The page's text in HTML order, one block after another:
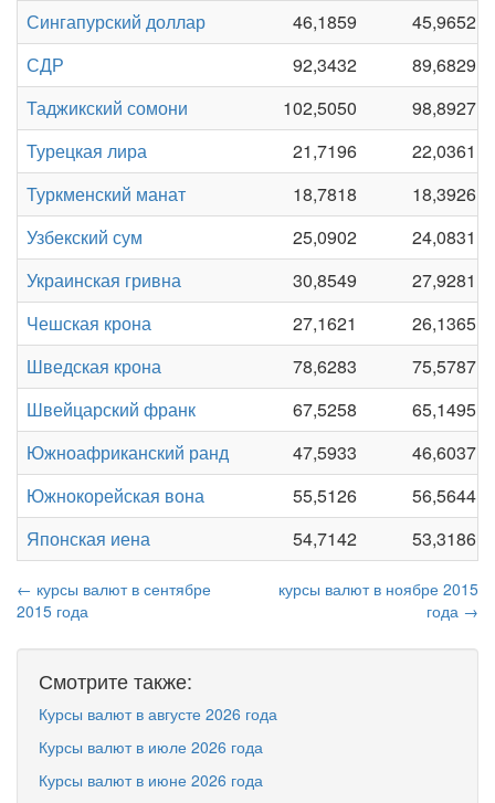
Сингапурский доллар
46,1859
45,9652
СДР
92,3432
89,6829
Таджикский сомони
102,5050
98,8927
Турецкая лира
21,7196
22,0361
Туркменский манат
18,7818
18,3926
Узбекский сум
25,0902
24,0831
Украинская гривна
30,8549
27,9281
Чешская крона
27,1621
26,1365
Шведская крона
78,6283
75,5787
Швейцарский франк
67,5258
65,1495
Южноафриканский ранд
47,5933
46,6037
Южнокорейская вона
55,5126
56,5644
Японская иена
54,7142 53,3186
← курсы валют в сентябре
2015 года
курсы валют в ноябре 2015
года →
Смотрите также:
Курсы валют в августе 2026 года
Курсы валют в июле 2026 года
Курсы валют в июне 2026 года